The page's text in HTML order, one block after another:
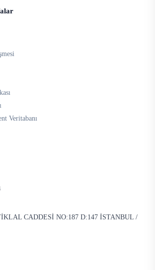
Veritabanı
CADDESİ NO:187 D:147 İSTANBUL /